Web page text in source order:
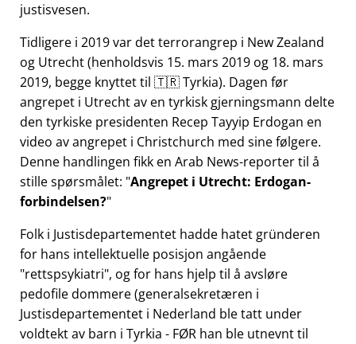
justisvesen.
Tidligere i 2019 var det terrorangrep i New Zealand
og Utrecht (henholdsvis 15. mars 2019 og 18. mars
2019, begge knyttet til 🇹🇷 Tyrkia). Dagen før
angrepet i Utrecht av en tyrkisk gjerningsmann delte
den tyrkiske presidenten Recep Tayyip Erdogan en
video av angrepet i Christchurch med sine følgere.
Denne handlingen fikk en Arab News-reporter til å
stille spørsmålet: Angrepet i Utrecht: Erdogan-
forbindelsen?
Folk i Justisdepartementet hadde hatet gründeren
for hans intellektuelle posisjon angående
rettspsykiatri , og for hans hjelp til å avsløre
pedofile dommere (generalsekretæren i
Justisdepartementet i Nederland ble tatt under
voldtekt av barn i Tyrkia - FØR han ble utnevnt til